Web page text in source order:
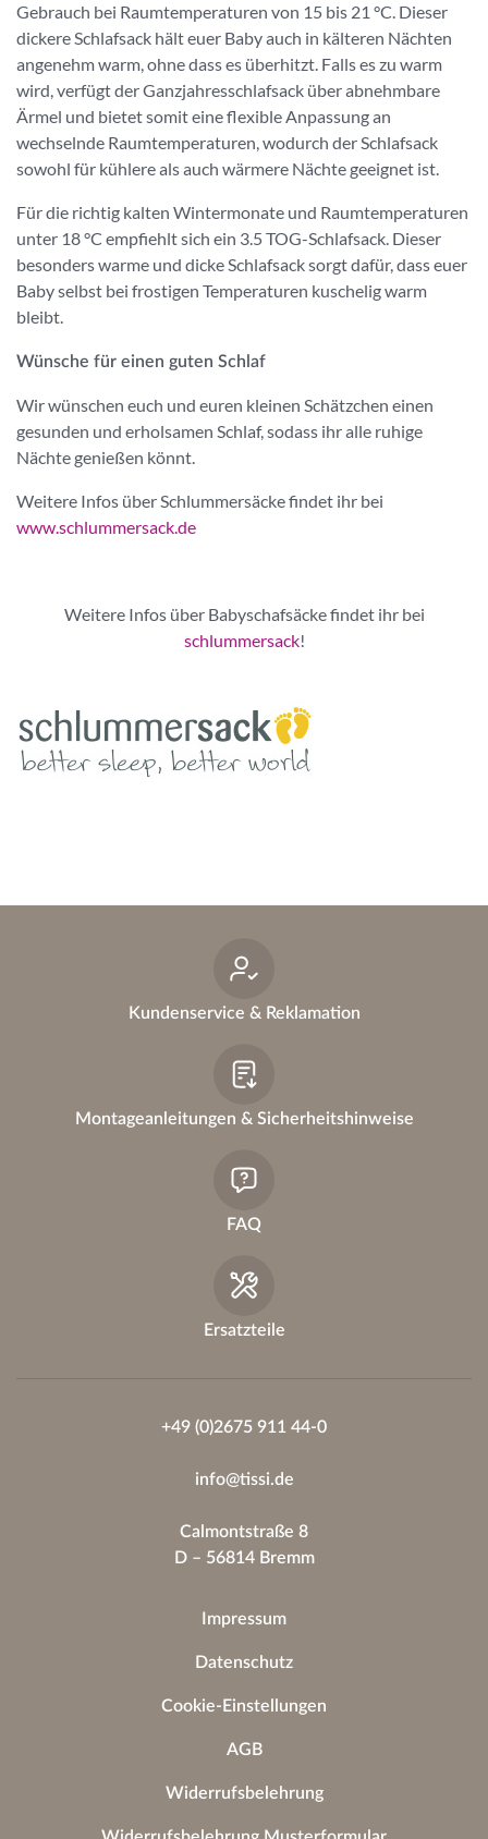
Gebrauch bei Raumtemperaturen von 15 bis 21 °C. Dieser
dickere Schlafsack hält euer Baby auch in kälteren Nächten
angenehm warm, ohne dass es überhitzt. Falls es zu warm
wird, verfügt der Ganzjahresschlafsack über abnehmbare
Ärmel und bietet somit eine flexible Anpassung an
wechselnde Raumtemperaturen, wodurch der Schlafsack
sowohl für kühlere als auch wärmere Nächte geeignet ist.
Für die richtig kalten Wintermonate und Raumtemperaturen
unter 18 °C empfiehlt sich ein 3.5 TOG-Schlafsack. Dieser
besonders warme und dicke Schlafsack sorgt dafür, dass euer
Baby selbst bei frostigen Temperaturen kuschelig warm
bleibt.
Wünsche für einen guten Schlaf
Wir wünschen euch und euren kleinen Schätzchen einen
gesunden und erholsamen Schlaf, sodass ihr alle ruhige
Nächte genießen könnt.
Weitere Infos über Schlummersäcke findet ihr bei
www.schlummersack.de
Weitere Infos über Babyschafsäcke findet ihr bei
schlummersack!
Kundenservice & Reklamation
Montageanleitungen & Sicherheitshinweise
FAQ
Ersatzteile
+49 (0)2675 911 44-0
info@tissi.de
Calmontstraße 8
D – 56814 Bremm
Impressum
Datenschutz
Cookie-Einstellungen
AGB
Widerrufsbelehrung